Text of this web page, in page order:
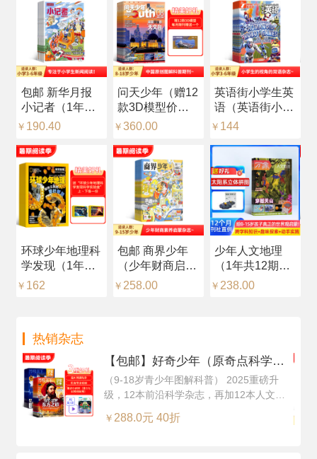
包邮 新华月报
小记者（1年共
12期）（预约全
￥ 190.40
问天少年（赠12
款3D模型价值
216元，每月随
（1年共12期）
（杂志订阅）
￥ 360.00
英语街小学生英
语（英语街小学
版）（中英双
阅）
￥ 144
环球少年地理科
学发现（1年共
12期）（杂志订
￥ 162
包邮 商界少年
（少年财商启
蒙）（1年共12
￥ 258.00
少年人文地理
（1年共12期）
（杂志订阅）
￥ 238.00
热销杂志
【包邮】好奇少年（原奇点科学）
（Science Illustrated 中文版）（1
年共12期24本，科学版+历史版）
+赠送AI阅读助手
（9-18岁青少年图解科普） 2025重磅升
级，12本前沿科学杂志，再加12本人文知
￥ 288.0元 40折